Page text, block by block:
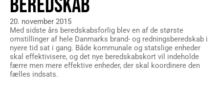
BEREDSKAB
20. november 2015
Med sidste års beredskabsforlig blev en af de største
omstillinger af hele Danmarks brand- og redningsberedskab i
nyere tid sat i gang. Både kommunale og statslige enheder
skal effektivisere, og det nye beredskabskort vil indeholde
færre men mere effektive enheder, der skal koordinere den
fælles indsats.